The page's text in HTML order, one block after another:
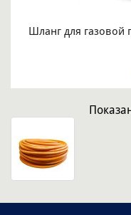
Шланг для